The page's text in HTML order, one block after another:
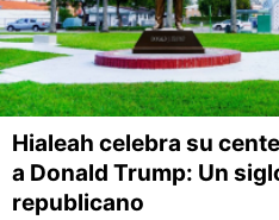
Hialeah celebra su
a Donald Trump: Un
republicano